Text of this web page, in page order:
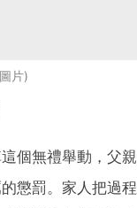
片
個無禮舉動，父
懲罰。家人把過